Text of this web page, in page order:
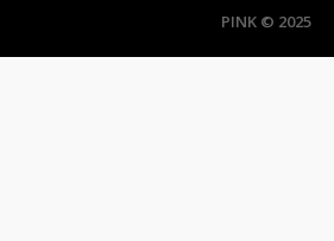
PINK © 2025